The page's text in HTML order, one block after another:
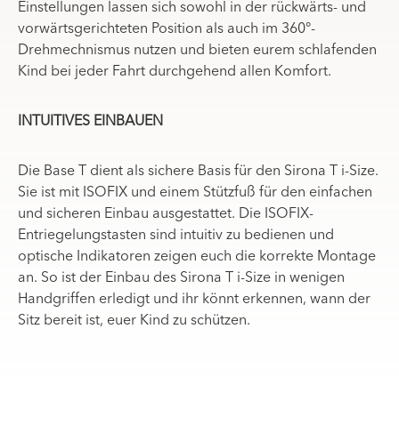
Einstellungen lassen sich sowohl in der rückwärts- und
vorwärtsgerichteten Position als auch im 360°-
Drehmechnismus nutzen und bieten eurem schlafenden
Kind bei jeder Fahrt durchgehend allen Komfort.
INTUITIVES EINBAUEN
Die Base T dient als sichere Basis für den Sirona T i-Size.
Sie ist mit ISOFIX und einem Stützfuß für den einfachen
und sicheren Einbau ausgestattet. Die ISOFIX-
Entriegelungstasten sind intuitiv zu bedienen und
optische Indikatoren zeigen euch die korrekte Montage
an. So ist der Einbau des Sirona T i-Size in wenigen
Handgriffen erledigt und ihr könnt erkennen, wann der
Sitz bereit ist, euer Kind zu schützen.